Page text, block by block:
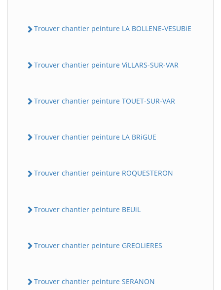
Trouver chantier peinture LA BOLLENE-VESUBiE
Trouver chantier peinture ViLLARS-SUR-VAR
Trouver chantier peinture TOUET-SUR-VAR
Trouver chantier peinture LA BRiGUE
Trouver chantier peinture ROQUESTERON
Trouver chantier peinture BEUiL
Trouver chantier peinture GREOLiERES
Trouver chantier peinture SERANON